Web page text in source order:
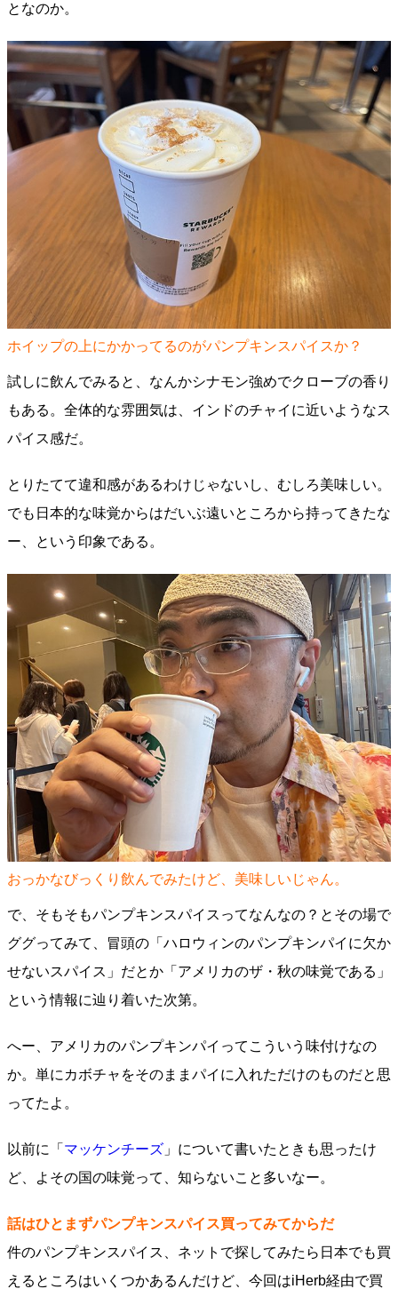
となのか。
ホイップの上にかかってるのがパンプキンスパイスか？
試しに飲んでみると、なんかシナモン強めでクローブの香り
もある。全体的な雰囲気は、インドのチャイに近いようなス
パイス感だ。
とりたてて違和感があるわけじゃないし、むしろ美味しい。
でも日本的な味覚からはだいぶ遠いところから持ってきたな
ー、という印象である。
おっかなびっくり飲んでみたけど、美味しいじゃん。
で、そもそもパンプキンスパイスってなんなの？とその場で
ググってみて、冒頭の「ハロウィンのパンプキンパイに欠か
せないスパイス」だとか「アメリカのザ・秋の味覚である」
という情報に辿り着いた次第。
へー、アメリカのパンプキンパイってこういう味付けなの
か。単にカボチャをそのままパイに入れただけのものだと思
ってたよ。
以前に「 マッケンチーズ 」について書いたときも思ったけ
ど、よその国の味覚って、知らないこと多いなー。
話はひとまずパンプキンスパイス買ってみてからだ
件のパンプキンスパイス、ネットで探してみたら日本でも買
えるところはいくつかあるんだけど、今回はiHerb経由で買